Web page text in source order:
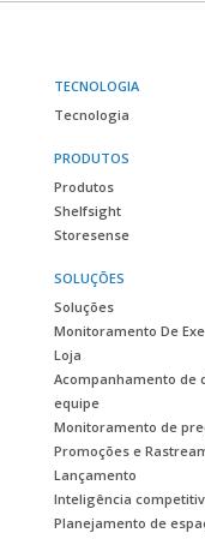
TECNOLOGIA
Tecnologia
PRODUTOS
Produtos
Shelfsight
Storesense
SOLUÇÕES
Soluções
Monitoramento De
Loja
Acompanhamento de
equipe
Monitoramento de
Promoções e
Lançamento
Inteligência
Planejamento de